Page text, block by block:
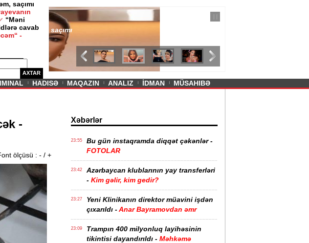
saçımı
“Məni
cavab
-
AXTAR
/ MAQAZIN /
— 11 İyul 2026
Sevda Yahyayevanın qısa ətəyi tənqid olundu -
VİDEO
HADISƏ MAQAZIN ANALIZ İDMAN MÜSAHIBƏ
-
ölçüsü : - / +
Xəbərlər
23:55
Bu gün instaqramda diqqət çəkənlər -
FOTOLAR
23:42
Azərbaycan klublarının yay transferləri
- Kim gəlir, kim gedir?
23:27
Yeni Klinikanın direktor müavini işdən
çıxarıldı -Anar Bayramovdan əmr
23:09
Trampın 400 milyonluq layihəsinin
tikintisi dayandırıldı - Məhkəmə